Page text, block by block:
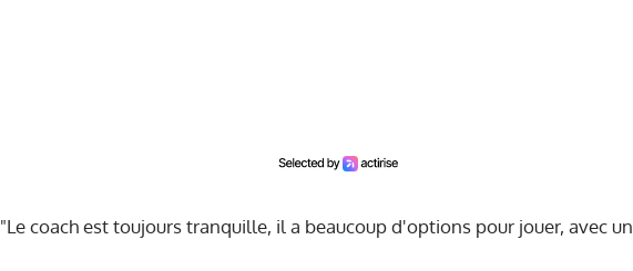
"Le coach est toujours tranquille, il a beaucoup d'options pour jouer, avec un